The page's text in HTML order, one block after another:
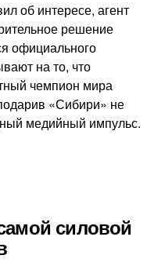
об интересе, агент
решение
официального
на то, что
чемпион мира
«Сибири» не
медийный импульс.
силовой